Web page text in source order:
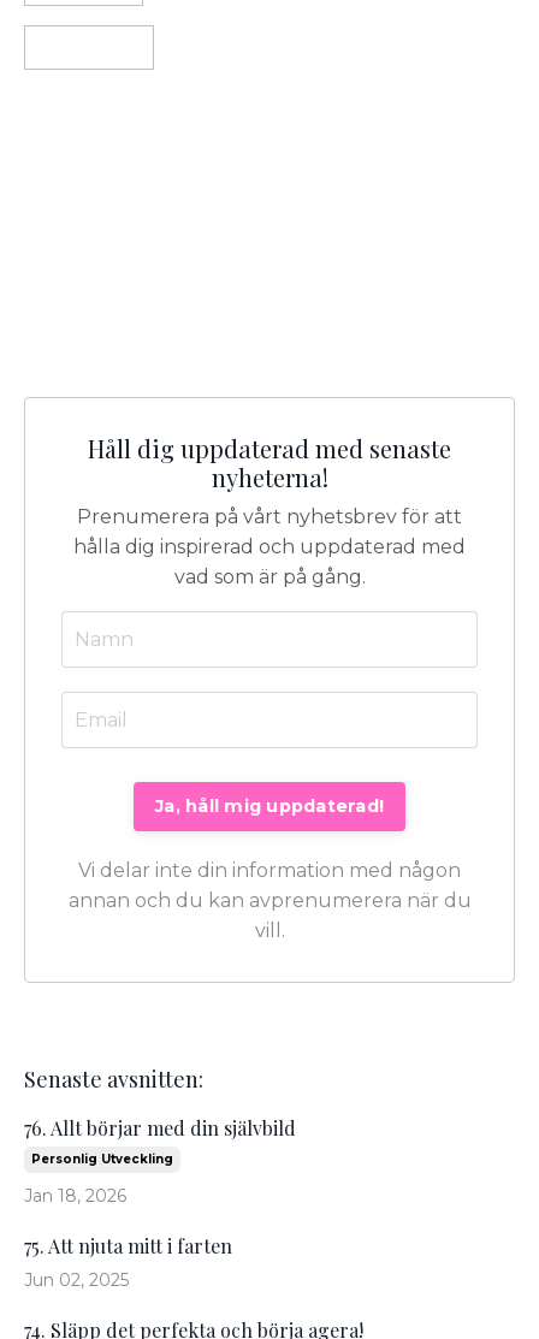
Håll dig uppdaterad med senaste
nyheterna!
Prenumerera på vårt nyhetsbrev för att
hålla dig inspirerad och uppdaterad med
vad som är på gång.
Vi delar inte din information med någon
annan och du kan avprenumerera när du
vill.
Senaste avsnitten:
76. Allt börjar med din självbild
Personlig Utveckling
Jan 18, 2026
75. Att njuta mitt i farten
Jun 02, 2025
74. Släpp det perfekta och börja agera!